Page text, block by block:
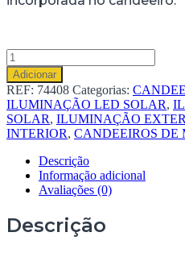
Quantidade
de
CANDEEIRO
DE
MESA
LED
SOLAR
MUMBAI
Adicionar
REF: 74408 Categorias:
ILUMINAÇÃO LED SOLAR,
SOLAR, ILUMINAÇÃO
INTERIOR, CANDEEIROS DE
Descrição
Informação adicional
Avaliações (0)
Descrição